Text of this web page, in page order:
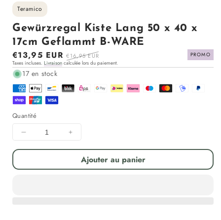
Teramico
Gewürzregal Kiste Lang 50 x 40 x
17cm Geflammt B-WARE
Prix
en
solde
€13,95 EUR Prix
régulier
€16,95 EUR
PROMO
Taxes incluses. Livraison calculée lors du paiement.
17 en stock
Quantité
Diminuer
la
pour
Augmenter
la
quantité
pour
Ajouter au panier